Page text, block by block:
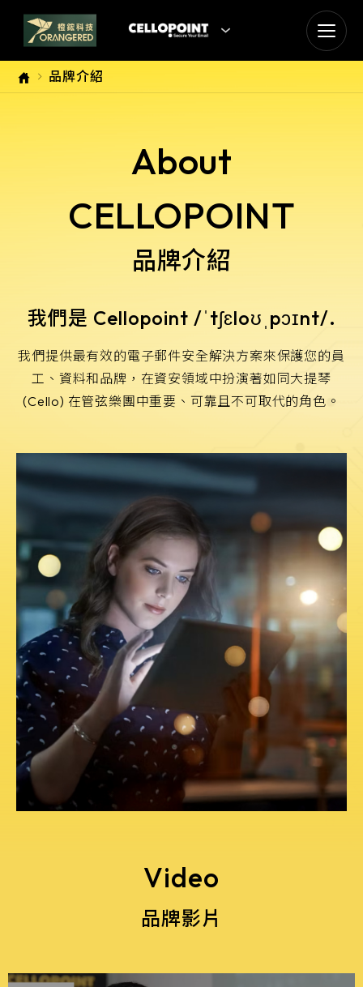
goldennet
QSAN 廣盛科技
OPSWAT
MENLO SECURITY
Security
e-SOFT
品牌介紹
About
CELLOPOINT
品牌介紹
我們是 Cellopoint /ˈtʃɛloʊˌpɔɪnt/.
我們提供最有效的電子郵件安全解決方案來保護您的員
工、資料和品牌，在資安領域中扮演著如同大提琴
(Cello) 在管弦樂團中重要、可靠且不可取代的角色。
Video
品牌影片